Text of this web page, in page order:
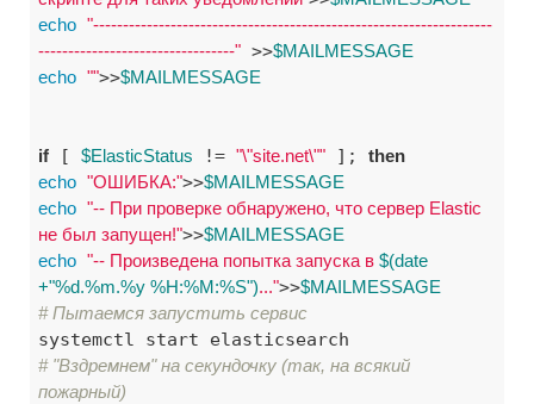
echo "-------------------------------------------------------------------
---------------------------------" >>$MAILMESSAGE
echo "">>$MAILMESSAGE
if [ $ElasticStatus != "\"site.net\"" ]; then
echo "ОШИБКА:">>$MAILMESSAGE
echo "-- При проверке обнаружено, что сервер Elastic
не был запущен!">>$MAILMESSAGE
echo "-- Произведена попытка запуска в $(date
+"%d.%m.%y %H:%M:%S")...">>$MAILMESSAGE
# Пытаемся запустить сервис
# "Вздремнем" на секундочку (так, на всякий
пожарный)